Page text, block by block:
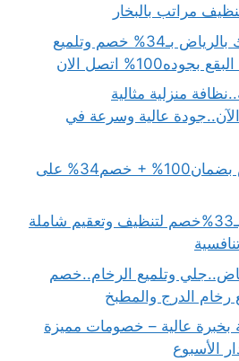
مراتب بالبخار
شركة تنظيف سيراميك بالرياض بـ34% خصم وتلميع
اتصل الان
منزلية مثالية
بنا الآن..جودة عالية وسرعة في
تكسير جدران بالرياض بضمان100% + خصم34% على
شركة تنظيف بساجر بـ33%خصم لتنظيف وتعقيم شاملة
وتلميع الرخام..خصم
بخبرة عالية – خصومات مميزة
الأسبوع